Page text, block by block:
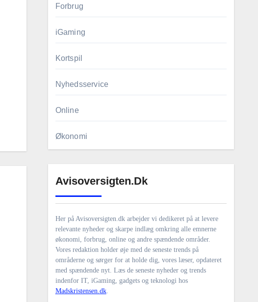
Forbrug
iGaming
Kortspil
Nyhedsservice
Online
Økonomi
Avisoversigten.dk
Her på Avisoversigten.dk arbejder vi dedikeret på at levere
relevante nyheder og skarpe indlæg omkring alle emnerne
økonomi, forbrug, online og andre spændende områder.
Vores redaktion holder øje med de seneste trends på
områderne og sørger for at holde dig, vores læser, opdateret
med spændende nyt. Læs de seneste nyheder og trends
indenfor IT, iGaming, gadgets og teknologi hos
Madskristensen.dk.